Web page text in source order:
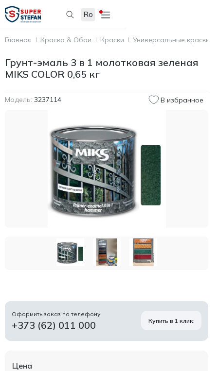
Ro
Главная Краска & Обои Краски Универсальные краски
Грунт-эмаль 3 в 1 молотковая зеленая
МIKS COLOR 0,65 кг
Модель: 3237114 В избранное
Оформить заказ по телефону
+373 (62) 011 000 Купить в 1 клик:
Цена